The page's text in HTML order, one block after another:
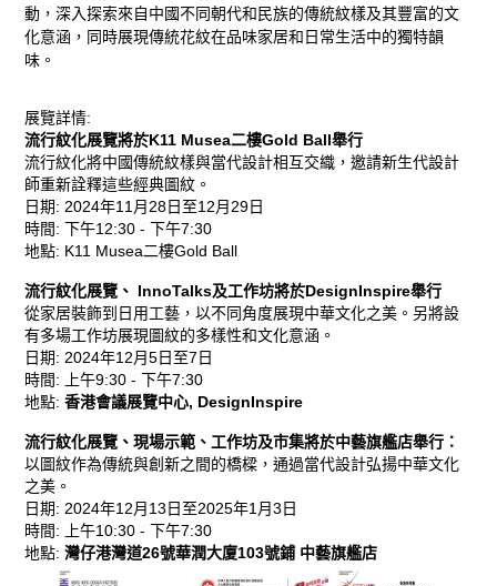
活
動
及
獎
項
榮
譽
動，深入探索來自中國不同朝代和民族的傳統紋樣及其豐富的文
化意涵，同時展現傳統花紋在品味家居和日常生活中的獨特韻
味。
展覽詳情:
流行紋化展覽將於K11 Musea二樓Gold Ball舉行
流行紋化將中國傳統紋樣與當代設計相互交織，邀請新生代設計
師重新詮釋這些經典圖紋。
日期: 2024年11月28日至12月29日
時間: 下午12:30 - 下午7:30
地點: K11 Musea二樓Gold Ball
流行紋化展覽、 InnoTalks及工作坊將於DesignInspire舉行
從家居裝飾到日用工藝，以不同角度展現中華文化之美。另將設
有多場工作坊展現圖紋的多樣性和文化意涵。
日期: 2024年12月5日至7日
時間:
上午9:30 - 下午7:30
地點:香港會議展覽中心, DesignInspire
流行紋化展覽、現場示範、工作坊及市集將於中藝旗艦店舉行：
以圖紋作為傳統與創新之間的橋樑，通過當代設計弘揚中華文化
之美。
日期: 2024年12月13日至2025年1月3日
時間:
上午10:30 - 下午7:30
地點:灣仔港灣道26號華潤大廈103號鋪 中藝旗艦店